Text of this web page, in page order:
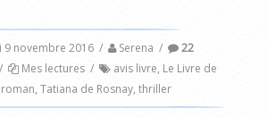
9 novembre 2016 / Serena /
22
/ Mes lectures / avis livre, Le Livre de
roman, Tatiana de Rosnay, thriller